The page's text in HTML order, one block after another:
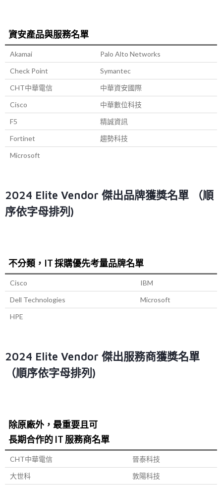
資安產品與服務名單
Akamai
Palo Alto Networks
Check Point
Symantec
CHT中華電信
中華資安國際
Cisco
中華數位科技
F5
精誠資訊
Fortinet
趨勢科技
Microsoft
2024 Elite Vendor 傑出品牌獲獎名單 （順
序依字母排列)
不分類，IT 採購優先考量品牌名單
Cisco
IBM
Dell Technologies
Microsoft
HPE
2024 Elite Vendor 傑出服務商獲獎名單
（順序依字母排列)
除原廠外，最重要且可
長期合作的 IT 服務商名單
CHT中華電信
晉泰科技
大世科
敦陽科技